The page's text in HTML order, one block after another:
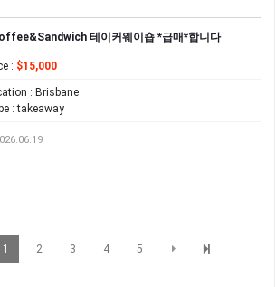
테이커웨이숍 *급매*합니다
: $15,000
: Brisbane
: takeaway
1 2 3 4 5